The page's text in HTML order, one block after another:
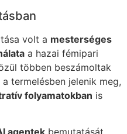
volt a mesterséges
a hazai fémipari
többen beszámoltak
termelésben jelenik meg,
folyamatokban is